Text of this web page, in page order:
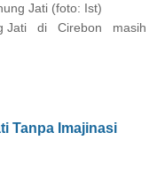
Jati (foto: Ist)
Jati di Cirebon masih
Tanpa Imajinasi